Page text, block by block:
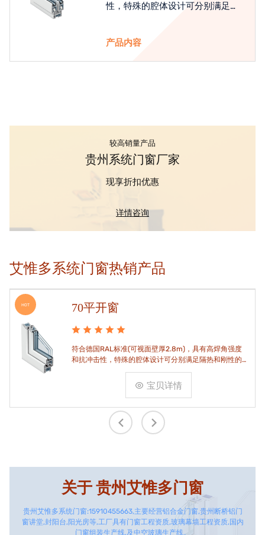
性，特殊的腔体设计可分别满足隔
产品内容
较高销量产品
贵州系统门窗厂家
现享折扣优惠
详情咨询
艾惟多系统门窗热销产品
HOT 70平开窗
符合德国RAL标准(可视面壁厚2.8m)，具有高焊角强度
和抗冲击性，特殊的腔体设计可分别满足隔热和刚性的
宝贝详情
关于贵州艾惟多门窗
贵州艾惟多系统门窗:15910455663,主要经营铝合金门窗,贵州断桥铝门
窗讲堂,封阳台,阳光房等,工厂具有门窗工程资质,玻璃幕墙工程资质,国内
门窗组装生产线,及中空玻璃生产线。